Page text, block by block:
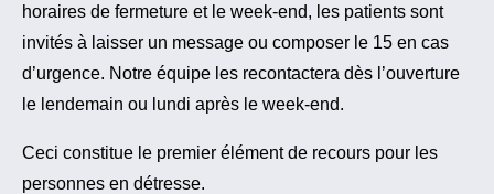
horaires de fermeture et le week-end, les patients sont
invités à laisser un message ou composer le 15 en cas
d’urgence. Notre équipe les recontactera dès l’ouverture
le lendemain ou lundi après le week-end.
Ceci constitue le premier élément de recours pour les
personnes en détresse.